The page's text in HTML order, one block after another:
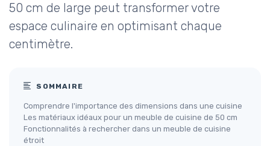
50 cm de large peut transformer votre
espace culinaire en optimisant chaque
centimètre.
SOMMAIRE
Comprendre l'importance des dimensions dans une cuisine
Les matériaux idéaux pour un meuble de cuisine de 50 cm
Fonctionnalités à rechercher dans un meuble de cuisine
étroit